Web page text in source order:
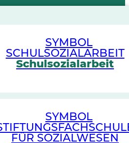
Schulsozialarbeit